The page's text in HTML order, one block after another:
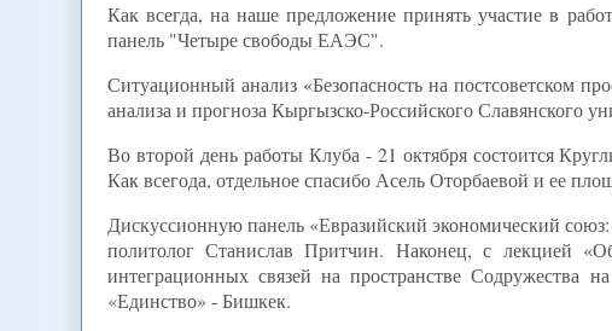
Как всегда, на наше предложение принять участие в
панель "Четыре свободы ЕАЭС".
Ситуационный анализ «Безопасность на постсоветском
анализа и прогноза Кыргызско-Российского Славянского
Во второй день работы Клуба - 21 октября состоится
Как всегода, отдельное спасибо Асель Оторбаевой и ее
Дискуссионную панель «Евразийский экономический
политолог Станислав Притчин. Наконец, с лекцией
интеграционных связей на пространстве
«Единство» - Бишкек.